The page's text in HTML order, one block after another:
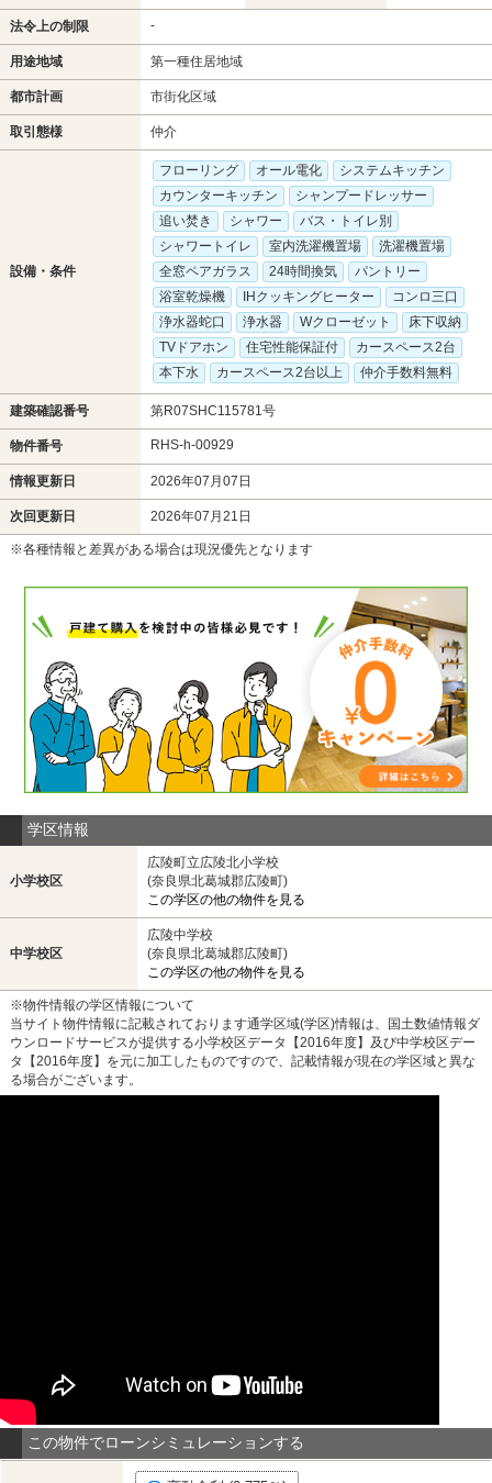
法令上の制限 -
用途地域 第一種住居地域
都市計画 市街化区域
取引態様 仲介
設備・条件
フローリング オール電化
システムキッチン
カウンターキッチン
シャンプードレッサー
追い焚き
シャワー
バス・トイレ別
シャワートイレ
室内洗濯機置場
洗濯機置場
全窓ペアガラス
24時間換気
パントリー
浴室乾燥機
IHクッキングヒーター
コンロ三口
浄水器蛇口
浄水器 Wクローゼット
床下収納
TVドアホン
住宅性能保証付
カースペース2台
本下水
カースペース2台以上 仲介手数料無料
建築確認番号 第R07SHC115781号
物件番号 RHS-h-00929
情報更新日 2026年07月07日
次回更新日 2026年07月21日
※各種情報と差異がある場合は現況優先となります
学区情報
小学校区
広陵町立広陵北小学校
(奈良県北葛城郡広陵町)
この学区の他の物件を見る
中学校区
広陵中学校
(奈良県北葛城郡広陵町)
この学区の他の物件を見る
※物件情報の学区情報について
当サイト物件情報に記載されております通学区域(学区)情報は、国土数値情報ダ
ウンロードサービスが提供する小学校区データ【2016年度】及び中学校区デー
タ【2016年度】を元に加工したものですので、記載情報が現在の学区域と異な
る場合がございます。
この物件でローンシミュレーションする